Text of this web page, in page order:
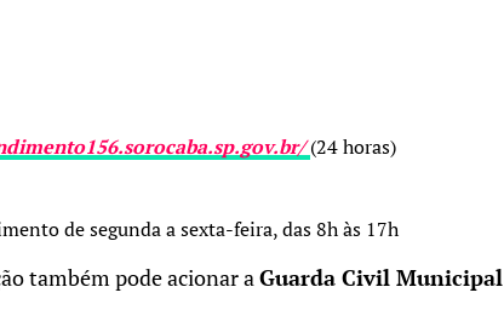
(24 horas)
de segunda a sexta-feira, das 8h às 17h
também pode acionar aGuarda Civil Municipal